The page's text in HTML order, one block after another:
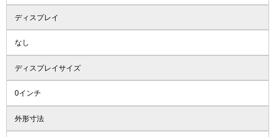
ディスプレイ
なし
ディスプレイサイズ
0インチ
外形寸法